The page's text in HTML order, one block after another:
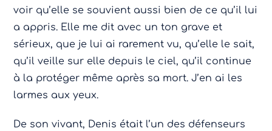
voir qu’elle se souvient aussi bien de ce qu’il lui
a appris. Elle me dit avec un ton grave et
sérieux, que je lui ai rarement vu, qu’elle le sait,
qu’il veille sur elle depuis le ciel, qu’il continue
à la protéger même après sa mort. J’en ai les
larmes aux yeux.
De son vivant, Denis était l’un des défenseurs